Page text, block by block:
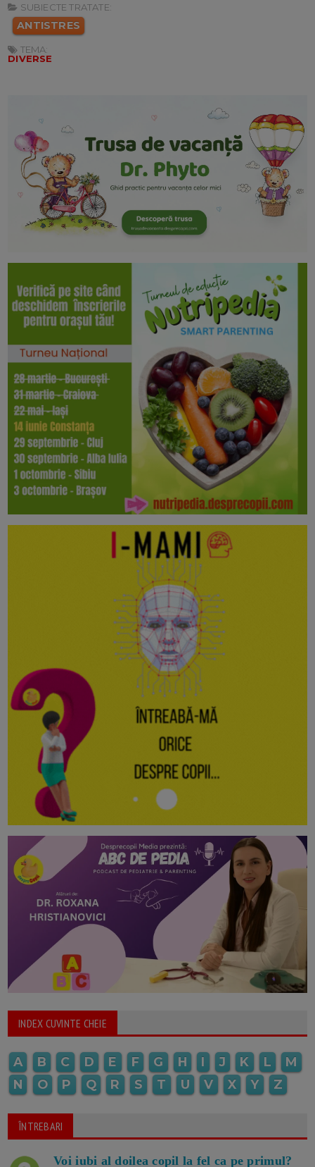
SUBIECTE TRATATE:
ANTISTRES
TEMA:
DIVERSE
INDEX CUVINTE CHEIE
A B C D E F G H I J K L
M
N
O P Q R S T U V X Y Z
ÎNTREBARI
Voi iubi al doilea copil la fel ca pe primul?